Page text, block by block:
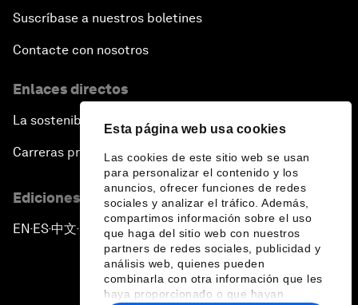
Esta página web usa cookies
Las cookies de este sitio web se usan
para personalizar el contenido y los
anuncios, ofrecer funciones de redes
sociales y analizar el tráfico. Además,
compartimos información sobre el uso
que haga del sitio web con nuestros
partners de redes sociales, publicidad y
análisis web, quienes pueden
combinarla con otra información que les
haya proporcionado o que hayan
Suscríbase a nuestros boletines
Contacte con nosotros
Enlaces directos
La sostenibilidad en el Foro
Carreras profesionales
Ediciones en otros idiomas
EN ▪ ES▪中文▪ 日本語